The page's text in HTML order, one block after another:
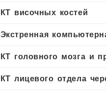
КТ височных костей
Экстренная
КТ головного мозга и
КТ лицевого отдела